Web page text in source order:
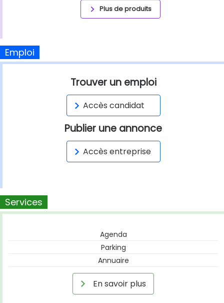
Plus de produits
Emploi
Trouver un emploi
Accès candidat
Publier une annonce
Accès entreprise
Services
Agenda
Parking
Annuaire
En savoir plus